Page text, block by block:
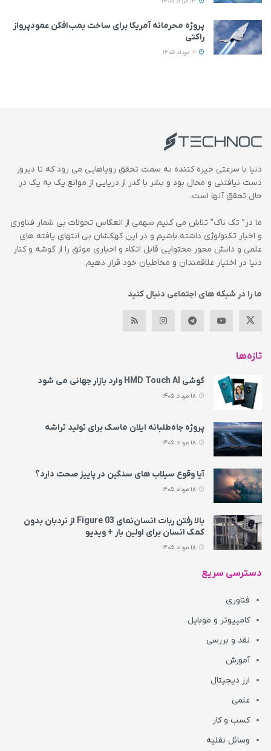
پروژه محرمانه آمریکا برای ساخت بمب‌افکن عمودپرواز
راکتی
دنیا با سرعتی خیره کننده به سمت تحقق رویاهایی می رود که تا دیروز
دست نیافتنی و محال بود و بشر با گذر از دریایی از موانع یک به یک در
حال تحقق آنها است.
ما در” تک ناک” تلاش می کنیم سهمی از انعکاس تحولات بی شمار فناوری
و اخبار تکنولوژی داشته باشیم و در این کهکشان بی انتهای یافته های
علمی و دانش محور محتوایی قابل اتکاء و اخباری موثق را از گوشه و کنار
دنیا در اختیار علاقمندان و مخاطبان خود قرار دهیم.
ما را در شبکه های اجتماعی دنبال کنید
تازه‌ها
گوشی HMD Touch AI وارد بازار جهانی می‌ شود
پروژه جاه‌طلبانه ایلان ماسک برای تولید تراشه
آیا وقوع سیلاب های سنگین در پاییز صحت دارد؟
بالا رفتن ربات انسان‌نمای Figure 03 از نردبان بدون
کمک انسان برای اولین بار + ویدیو
دسترسی سریع
فناوری
کامپیوتر و موبایل
نقد و بررسی
آموزش
ارز دیجیتال
علمی
کسب و کار
وسائل نقلیه